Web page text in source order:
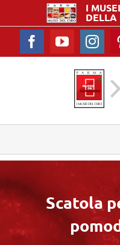
I
DELLA
FacebookYouTube
Scatola